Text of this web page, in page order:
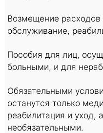
Возмещение
обслуживание,
Пособия для лиц,
больными, и для
Обязательными
останутся только
реабилитация и уход,
необязательными.